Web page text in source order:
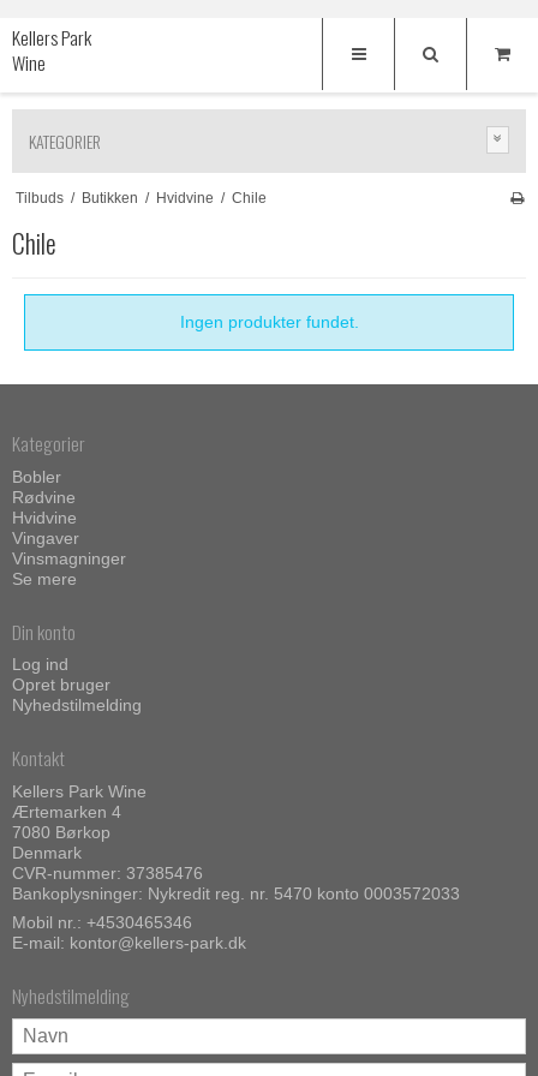
Kellers Park
Wine
KATEGORIER
Tilbuds / Butikken / Hvidvine / Chile
Chile
Ingen produkter fundet.
Kategorier
Bobler
Rødvine
Hvidvine
Vingaver
Vinsmagninger
Se mere
Din konto
Log ind
Opret bruger
Nyhedstilmelding
Kontakt
Kellers Park Wine
Ærtemarken 4
7080 Børkop
Denmark
CVR-nummer: 37385476
Bankoplysninger: Nykredit reg. nr. 5470 konto 0003572033
Mobil nr.: +4530465346
E-mail: kontor@kellers-park.dk
Nyhedstilmelding